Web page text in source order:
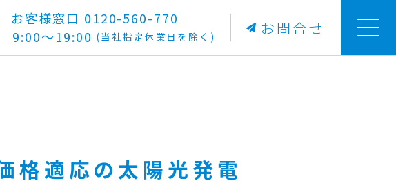
お客様窓口 0120-560-770
9:00～19:00 (当社指定休業日を除く) お問合せ
格適応の太陽光発電